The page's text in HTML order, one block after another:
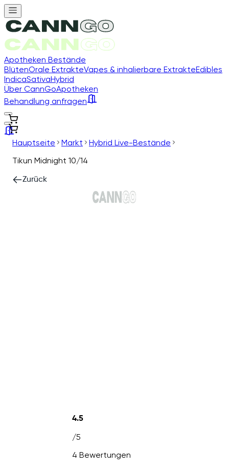
Apotheken Bestände
BlütenOrale ExtrakteVapes & inhalierbare ExtrakteEdibles
IndicaSativaHybrid
Über CannGoApotheken
Behandlung anfragen
Hauptseite Markt
Hybrid Live-Bestände
Tikun Midnight 10/14
Zurück
4.5
/5
4 Bewertungen